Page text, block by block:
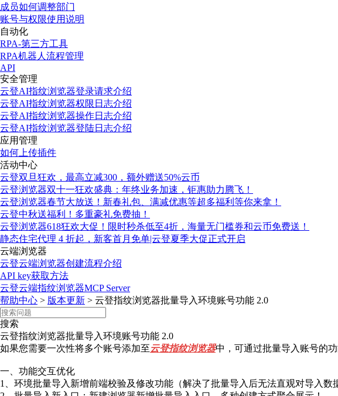
成员如何调整部门
账号与权限使用说明
自动化
RPA-第三方工具
RPA机器人流程管理
API
安全管理
云登AI指纹浏览器登录请求介绍
云登AI指纹浏览器权限日志介绍
云登AI指纹浏览器操作日志介绍
云登AI指纹浏览器登陆日志介绍
应用管理
如何上传插件
活动中心
云登双旦狂欢，最高立减300，额外赠送50%云币
云登浏览器双十一狂欢盛典：年终业务加速，钜惠助力腾飞！
云登浏览器春节大放送！新春礼包、满减优惠等超多福利等你来拿！
云登中秋送福利！多重豪礼免费抽！
云登浏览器618狂欢大促！限时秒杀低至4折，海量无门槛券和云币免费送！
静态住宅代理 4 折起，新客首月免单|云登夏季大促正式开启
云端浏览器
云登云端浏览器创建流程介绍
API key获取方法
云登云端指纹浏览器MCP Server
帮助中心 > 版本更新 > 云登指纹浏览器批量导入环境账号功能 2.0
搜索
云登指纹浏览器批量导入环境账号功能 2.0
如果您需要一次性将多个账号添加至云登指纹浏览器中，可通过批量导入账号的
一、功能交互优化
1、环境批量导入新增前端校验及修改功能（解决了批量导入后无法直观对导入数